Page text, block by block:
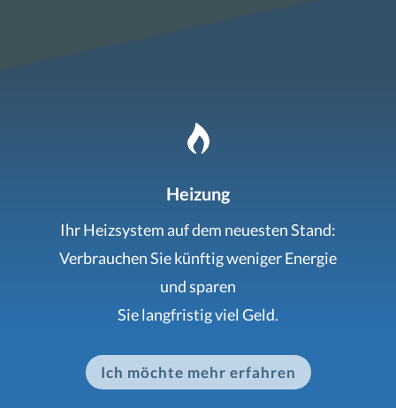
Heizung
Ihr Heizsystem auf dem neuesten Stand:
Verbrauchen Sie künftig weniger Energie
und sparen
Sie langfristig viel Geld.
Ich möchte mehr erfahren